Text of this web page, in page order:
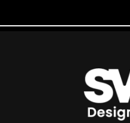
צרפו אותי למועדון